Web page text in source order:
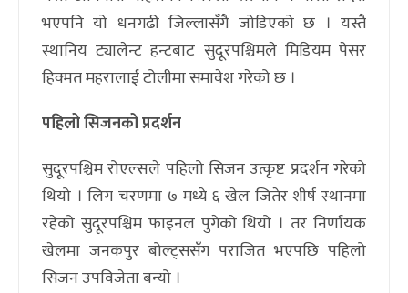
भएपनि यो धनगढी जिल्लासँगै जोडिएको छ । यस्तै
स्थानिय ट्यालेन्ट हन्टबाट सुदूरपश्चिमले मिडियम पेसर
हिक्मत महरालाई टोलीमा समावेश गरेको छ ।
पहिलो सिजनको प्रदर्शन
सुदूरपश्चिम रोएल्सले पहिलो सिजन उत्कृष्ट प्रदर्शन गरेको
थियो । लिग चरणमा ७ मध्ये ६ खेल जितेर शीर्ष स्थानमा
रहेको सुदूरपश्चिम फाइनल पुगेको थियो । तर निर्णायक
खेलमा जनकपुर बोल्ट्ससँग पराजित भएपछि पहिलो
सिजन उपविजेता बन्यो ।